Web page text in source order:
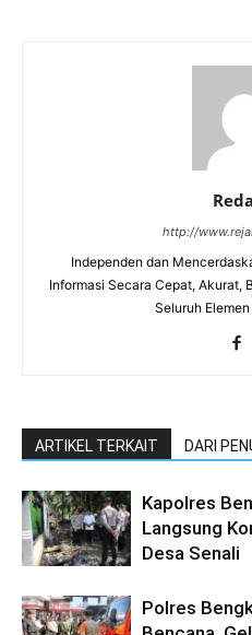
http://
Independen dan
Informasi Secara Cepat, Akurat,
Seluruh
ARTIKEL TERKAIT DARI
Kapolres
Langsung
Desa Senali
Polres